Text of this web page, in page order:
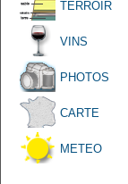
TERROIR
VINS
PHOTOS
CARTE
METEO